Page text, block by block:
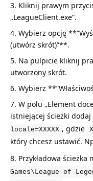
Kliknij prawym
„LeagueClient.exe”.
Wybierz opcję
(utwórz skrót)”**.
Na pulpicie kliknij
utworzony skrót.
Wybierz
W polu „Element
istniejącej ścieżki
locale=XXXXX , gdzie
który chcesz ustawić.
Przykładowa ścieżka
Games\League of